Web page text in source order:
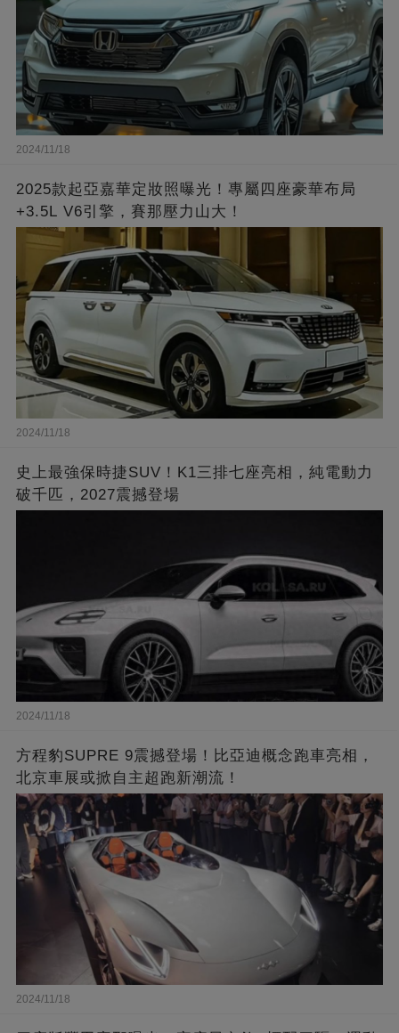
2024/11/18
2025款起亞嘉華定妝照曝光！專屬四座豪華布局
+3.5L V6引擎，賽那壓力山大！
2024/11/18
史上最強保時捷SUV！K1三排七座亮相，純電動力
破千匹，2027震撼登場
2024/11/18
方程豹SUPRE 9震撼登場！比亞迪概念跑車亮相，
北京車展或掀自主超跑新潮流！
2024/11/18